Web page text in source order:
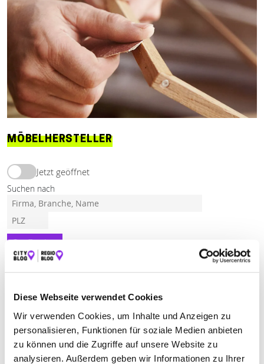
Diese Webseite verwendet Cookies
Wir verwenden Cookies, um Inhalte und Anzeigen zu
personalisieren, Funktionen für soziale Medien anbieten
zu können und die Zugriffe auf unsere Website zu
analysieren. Außerdem geben wir Informationen zu Ihrer
MÖBELHERSTELLER
Jetzt geöffnet
Suchen nach
Finden
ALLE GRÜNSFELD HARDHEIM WERTHEIM
HEMMERICH WOLFGANG SCHREINEREI
Sonnenbergstr. 13| 97877 Wertheim DE